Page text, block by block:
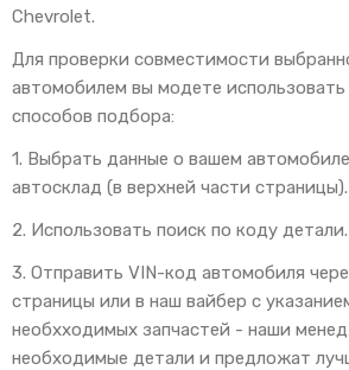
Chevrolet.
Для проверки совместимости
автомобилем вы модете использовать
способов подбора:
1. Выбрать данные о вашем
автосклад (в верхней части страницы).
2. Использовать поиск по коду детали.
3. Отправить VIN-код автомобиля
страницы или в наш вайбер с
необхходимых запчастей - наши
необходимые детали и предложат